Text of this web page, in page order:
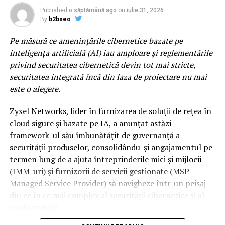
cinematic al lui Two Feet, scena principala propune un
line-up construit pentru momente care raman cu tine
precum DE’WAYNE, Noga Erez sau Jalen Ngonda, trei
dintre cele mai interesante voci ale muzicii
contemporane, acoperind o paleta larga de genuri
muzicale.
care urmaresc scena muzicala inainte ca aceasta sa
ajunga in mainstream. Indie, electronic, alternative si
proiecte experimentale coexista intr-un line-up care
pune reflectorul pe noua generatie de artisti si pe
directiile in care se indreapta muzica internationala. Pe
aceasta scena va urca si 2hollis, fenomenul alternativ al
noii generatii, dar si proiecte muzicale precum ZEP,
Electro Punk Clubrevine pentru al doilea an si
Published o săptămână ago on iulie 31, 2026
By b2bseo
Pe măsură ce amenințările cibernetice bazate pe
inteligența artificială (AI) iau amploare și reglementările
privind securitatea cibernetică devin tot mai stricte,
securitatea integrată încă din faza de proiectare nu mai
este o alegere.
Zyxel Networks, lider în furnizarea de soluții de rețea în
cloud sigure și bazate pe IA, a anunțat astăzi
framework-ul său îmbunătățit de guvernanță a
securității produselor, consolidându-și angajamentul pe
termen lung de a ajuta întreprinderile mici și mijlocii
(IMM-uri) și furnizorii de servicii gestionate (MSP –
Managed Service Provider) să navigheze într-un peisaj
din ce în ce mai complex al securității cibernetice și al